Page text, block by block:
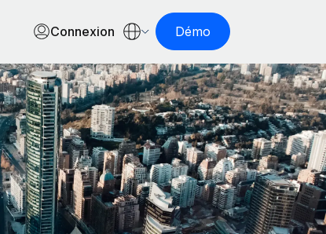
Connexion Démo